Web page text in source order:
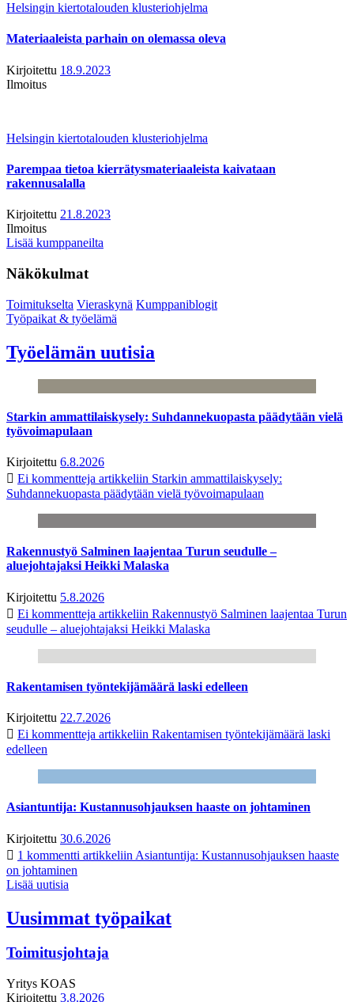
Helsingin kiertotalouden klusteriohjelma
Materiaaleista parhain on olemassa oleva
Kirjoitettu 18.9.2023
Ilmoitus
Helsingin kiertotalouden klusteriohjelma
Parempaa tietoa kierrätysmateriaaleista kaivataan
rakennusalalla
Kirjoitettu 21.8.2023
Ilmoitus
Lisää kumppaneilta
Näkökulmat
Toimitukselta Vieraskynä Kumppaniblogit
Työpaikat & työelämä
Työelämän uutisia
Starkin ammattilaiskysely: Suhdannekuopasta päädytään vielä
työvoimapulaan
Kirjoitettu 6.8.2026
Ei kommentteja artikkeliin Starkin ammattilaiskysely:
Suhdannekuopasta päädytään vielä työvoimapulaan
Rakennustyö Salminen laajentaa Turun seudulle –
aluejohtajaksi Heikki Malaska
Kirjoitettu 5.8.2026
Ei kommentteja artikkeliin Rakennustyö Salminen laajentaa Turun
seudulle – aluejohtajaksi Heikki Malaska
Rakentamisen työntekijämäärä laski edelleen
Kirjoitettu 22.7.2026
Ei kommentteja artikkeliin Rakentamisen työntekijämäärä laski
edelleen
Asiantuntija: Kustannusohjauksen haaste on johtaminen
Kirjoitettu 30.6.2026
1 kommentti artikkeliin Asiantuntija: Kustannusohjauksen haaste
on johtaminen
Lisää uutisia
Uusimmat työpaikat
Toimitusjohtaja
Yritys KOAS
Kirjoitettu 3.8.2026